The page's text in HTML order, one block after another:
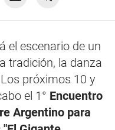
el escenario de un
tradición, la danza
próximos 10 y
el 1° Encuentro
Argentino para